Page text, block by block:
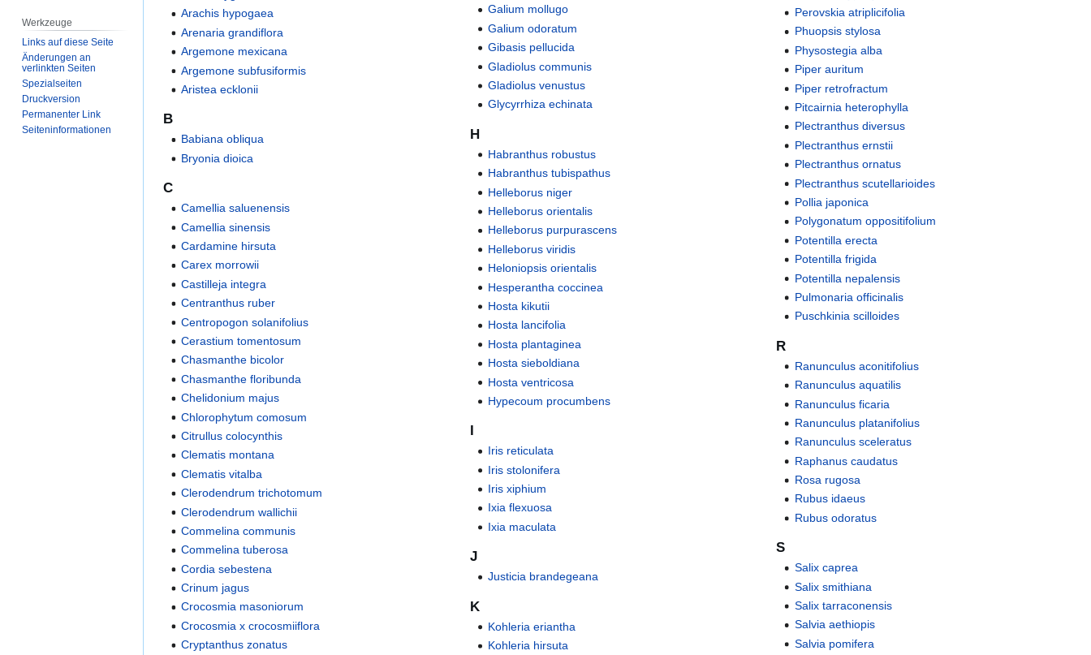
Arachis hypogaea
Arenaria grandiflora
Argemone mexicana
Argemone subfusiformis
Aristea ecklonii
B
Babiana obliqua
Bryonia dioica
C
Camellia saluenensis
Camellia sinensis
Cardamine hirsuta
Carex morrowii
Castilleja integra
Centranthus ruber
Centropogon solanifolius
Cerastium tomentosum
Chasmanthe bicolor
Chasmanthe floribunda
Chelidonium majus
Chlorophytum comosum
Citrullus colocynthis
Clematis montana
Clematis vitalba
Clerodendrum trichotomum
Clerodendrum wallichii
Commelina communis
Commelina tuberosa
Cordia sebestena
Crinum jagus
Crocosmia masoniorum
Crocosmia x crocosmiiflora
Cryptanthus zonatus
Galium mollugo
Galium odoratum
Gibasis pellucida
Gladiolus communis
Gladiolus venustus
Glycyrrhiza echinata
H
Habranthus robustus
Habranthus tubispathus
Helleborus niger
Helleborus orientalis
Helleborus purpurascens
Helleborus viridis
Heloniopsis orientalis
Hesperantha coccinea
Hosta kikutii
Hosta lancifolia
Hosta plantaginea
Hosta sieboldiana
Hosta ventricosa
Hypecoum procumbens
Iris reticulata
Iris stolonifera
Iris xiphium
Ixia flexuosa
Ixia maculata
J
Justicia brandegeana
K
Kohleria eriantha
Kohleria hirsuta
Perovskia atriplicifolia
Phuopsis stylosa
Physostegia alba
Piper auritum
Piper retrofractum
Pitcairnia heterophylla
Plectranthus diversus
Plectranthus ernstii
Plectranthus ornatus
Plectranthus scutellarioides
Pollia japonica
Polygonatum oppositifolium
Potentilla erecta
Potentilla frigida
Potentilla nepalensis
Pulmonaria officinalis
Puschkinia scilloides
R
Ranunculus aconitifolius
Ranunculus aquatilis
Ranunculus ficaria
Ranunculus platanifolius
Ranunculus sceleratus
Raphanus caudatus
Rosa rugosa
Rubus idaeus
Rubus odoratus
S
Salix caprea
Salix smithiana
Salix tarraconensis
Salvia aethiopis
Salvia pomifera
Werkzeuge
Links auf diese Seite
Änderungen an
verlinkten Seiten
Spezialseiten
Druckversion
Permanenter Link
Seiten­­informationen